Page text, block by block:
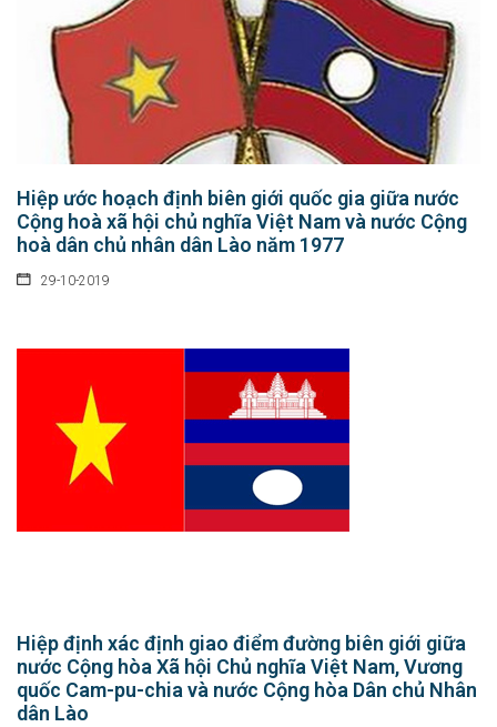
Hiệp ước hoạch định biên giới quốc gia giữa nước
Cộng hoà xã hội chủ nghĩa Việt Nam và nước Cộng
hoà dân chủ nhân dân Lào năm 1977
29-10-2019
Hiệp định xác định giao điểm đường biên giới giữa
nước Cộng hòa Xã hội Chủ nghĩa Việt Nam, Vương
quốc Cam-pu-chia và nước Cộng hòa Dân chủ Nhân
dân Lào